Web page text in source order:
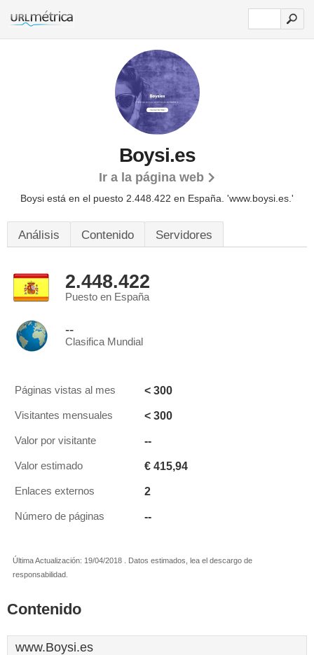
Boysi.es
Ir a la página web
Boysi está en el puesto 2.448.422 en España. 'www.boysi.es.'
Análisis Contenido Servidores
2.448.422
Puesto en España
--
Clasifica Mundial
Páginas vistas al mes < 300
Visitantes mensuales < 300
Valor por visitante --
Valor estimado € 415,94
Enlaces externos 2
Número de páginas --
Última Actualización: 19/04/2018 . Datos estimados, lea el descargo de
responsabilidad.
Contenido
www.Boysi.es